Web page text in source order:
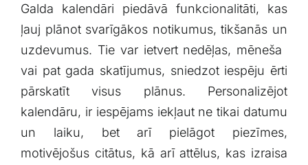
Galda kalendāri piedāvā funkcionalitāti, kas
ļauj plānot svarīgākos notikumus, tikšanās un
uzdevumus. Tie var ietvert nedēļas, mēneša ​
vai pat gada skatījumus, sniedzot‌ iespēju ērti
pārskatīt visus ⁤plānus. Personalizējot
kalendāru, ir ‍iespējams iekļaut ne tikai ‍datumu
un laiku,​ bet arī pielāgot piezīmes,
motivējošus citātus, kā arī attēlus, ⁣kas izraisa